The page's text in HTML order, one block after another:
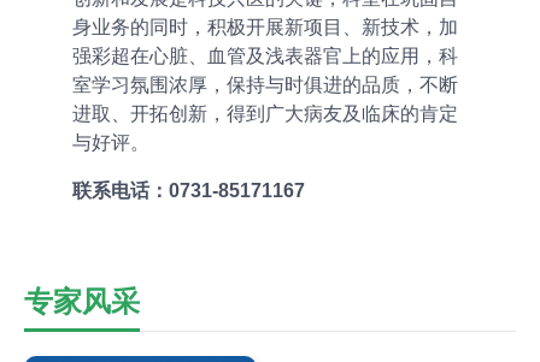
身业务的同时，积极开展新项目、新技术，加
强彩超在心脏、血管及浅表器官上的应用，科
室学习氛围浓厚，保持与时俱进的品质，不断
进取、开拓创新，得到广大病友及临床的肯定
与好评。
联系电话：0731-85171167
专家风采